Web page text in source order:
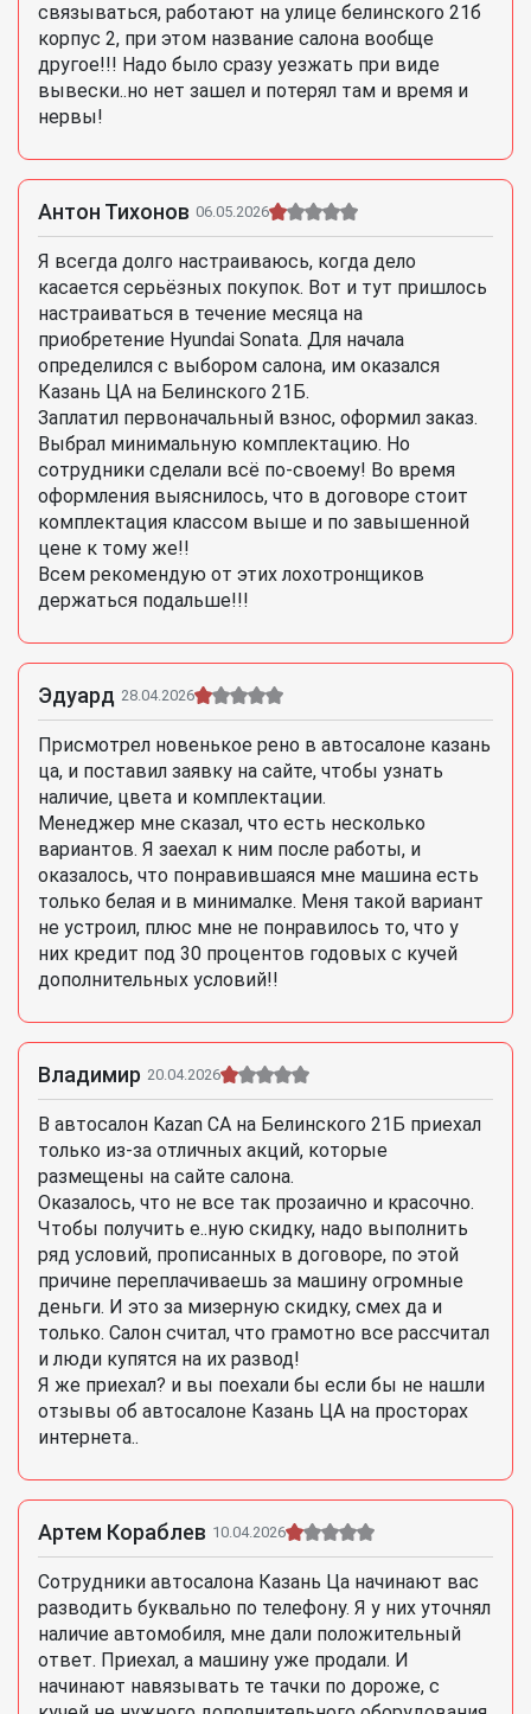
связываться, работают на улице белинского 21б
корпус 2, при этом название салона вообще
другое!!! Надо было сразу уезжать при виде
вывески..но нет зашел и потерял там и время и
нервы!
Антон Тихонов 06.05.2026
Я всегда долго настраиваюсь, когда дело
касается серьёзных покупок. Вот и тут пришлось
настраиваться в течение месяца на
приобретение Hyundai Sonata. Для начала
определился с выбором салона, им оказался
Казань ЦА на Белинского 21Б.
Заплатил первоначальный взнос, оформил заказ.
Выбрал минимальную комплектацию. Но
сотрудники сделали всё по-своему! Во время
оформления выяснилось, что в договоре стоит
комплектация классом выше и по завышенной
цене к тому же!!
Всем рекомендую от этих лохотронщиков
держаться подальше!!!
Эдуард 28.04.2026
Присмотрел новенькое рено в автосалоне казань
ца, и поставил заявку на сайте, чтобы узнать
наличие, цвета и комплектации.
Менеджер мне сказал, что есть несколько
вариантов. Я заехал к ним после работы, и
оказалось, что понравившаяся мне машина есть
только белая и в минималке. Меня такой вариант
не устроил, плюс мне не понравилось то, что у
них кредит под 30 процентов годовых с кучей
дополнительных условий!!
Владимир 20.04.2026
В автосалон Kazan CA на Белинского 21Б приехал
только из-за отличных акций, которые
размещены на сайте салона.
Оказалось, что не все так прозаично и красочно.
Чтобы получить е..ную скидку, надо выполнить
ряд условий, прописанных в договоре, по этой
причине переплачиваешь за машину огромные
деньги. И это за мизерную скидку, смех да и
только. Салон считал, что грамотно все рассчитал
и люди купятся на их развод!
Я же приехал? и вы поехали бы если бы не нашли
отзывы об автосалоне Казань ЦА на просторах
интернета..
Артем Кораблев 10.04.2026
Сотрудники автосалона Казань Ца начинают вас
разводить буквально по телефону. Я у них уточнял
наличие автомобиля, мне дали положительный
ответ. Приехал, а машину уже продали. И
начинают навязывать те тачки по дороже, с